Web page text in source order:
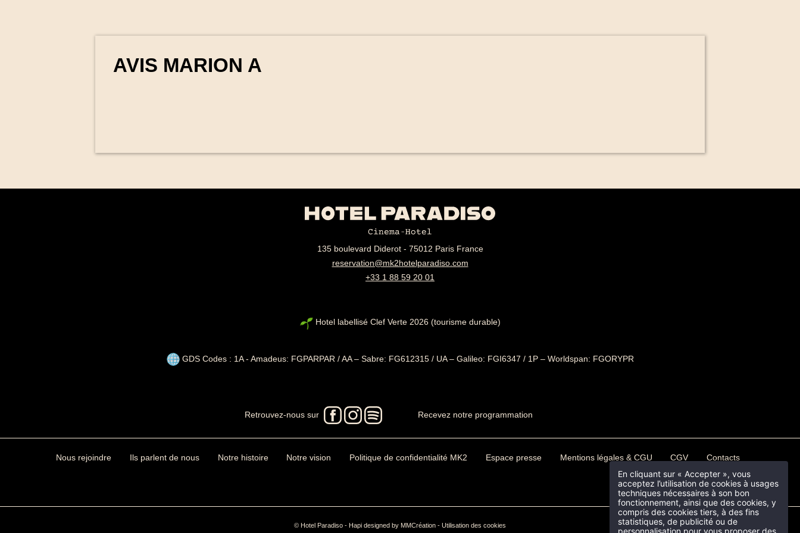
AVIS MARION A
135 boulevard Diderot - 75012 Paris France
reservation@mk2hotelparadiso.com
+33 1 88 59 20 01
Hotel labellisé Clef Verte 2026 (tourisme durable)
GDS Codes : 1A - Amadeus: FGPARPAR / AA – Sabre: FG612315 / UA – Galileo: FGI6347 / 1P – Worldspan: FGORYPR
Retrouvez-nous sur Recevez notre programmation
Nous rejoindre Ils parlent de nous Notre histoire Notre vision Politique de confidentialité MK2 Espace presse Mentions légales & CGU CGV Contacts
© Hotel Paradiso - Hapi designed by MMCréation - Utilisation des cookies
🆕
Deux fois par mois, recevez une sélection de films et de
mk2. Vous pouvez vous y désinscrire à tout moment via le lien prévu à cet
Informations légales
Recevez en avant-première toutes les actualités de l’Hotel
de la Loge.
Votre email est uniquement utilisé pour vous adresser les newsletters de
mk2. Vous pouvez vous y désinscrire à tout moment via le lien prévu à cet
Informations légales
En cliquant sur « Accepter », vous
acceptez l’utilisation de cookies à usages
techniques nécessaires à son bon
fonctionnement, ainsi que des cookies, y
compris des cookies tiers, à des fins
statistiques, de publicité ou de
personnalisation pour vous proposer des